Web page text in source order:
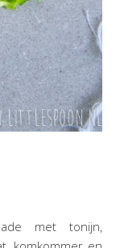
met tonijn,